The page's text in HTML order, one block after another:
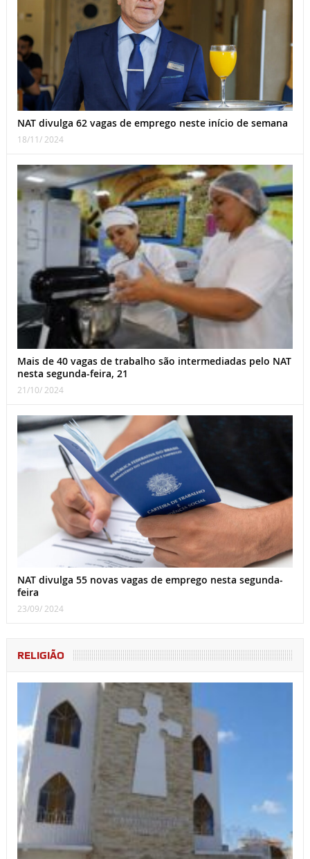
NAT divulga 62 vagas de emprego neste início de semana
18/11/ 2024
Mais de 40 vagas de trabalho são intermediadas pelo NAT
nesta segunda-feira, 21
21/10/ 2024
NAT divulga 55 novas vagas de emprego nesta segunda-
feira
23/09/ 2024
RELIGIÃO